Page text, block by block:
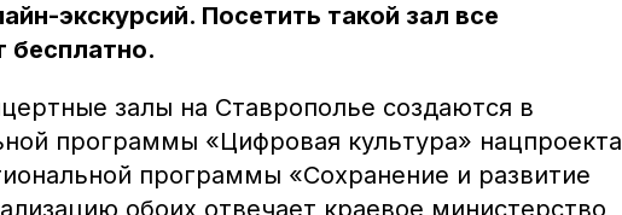
экскурсий. Посетить такой зал все
залы на Ставрополье создаются в
программы «Цифровая культура» нацпроекта
программы «Сохранение и развитие
обоих отвечает краевое министерство